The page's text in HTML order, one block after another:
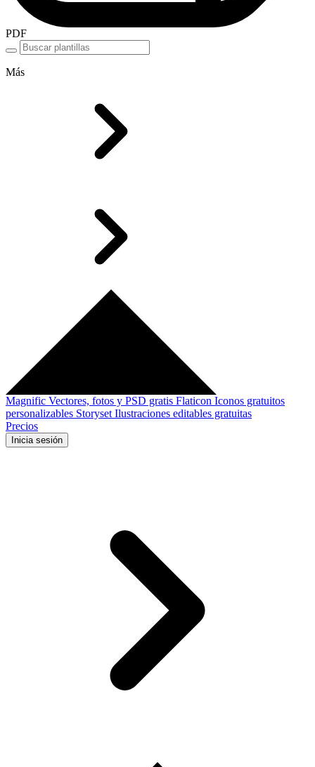
PDF
Más
Magnific Vectores, fotos y PSD gratis Flaticon Iconos gratuitos
personalizables Storyset Ilustraciones editables gratuitas
Precios
Inicia sesión